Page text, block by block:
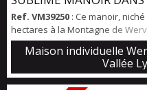
Ref. VM39250 : Ce manoir,
hectares à la Montagne de
rénover. L'entrée s'ouvre sur
sublime bibliothèque, parfait
qu’une salle de jeux
charme fou. La cuisine avec
Maison individuelle
Vallée